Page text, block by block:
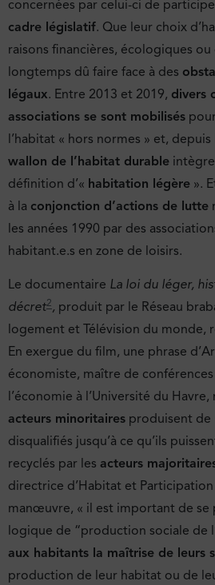
concernées par celui-ci de
cadre législatif. Que leur choix
raisons financières, écologiques
longtemps dû faire face à des
légaux. Entre 2013 et 2019, divers
associations se sont mobilisés
l’habitat « hors normes » et,
wallon de l’habitat durable
définition d’« habitation légère ».
à la conjonction d’actions de lutte
les années 1990 par des
habitant.e.s en zone de loisirs.
Le documentaire La loi du léger,
décret2, produit par le Réseau
logement et Télévision du monde,
En exergue du film, une phrase
économiste, maître de
l’économie à l’Université du
acteurs minoritaires produisent de
disqualifiés jusqu’à ce qu’ils
recyclés par les acteurs
directrice d’Habitat et Participation
manœuvre, « il est important de se
logique de “production sociale de
aux habitants la maîtrise de leurs
production de leur habitat ou de